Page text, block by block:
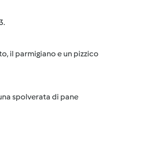
il parmigiano e un pizzico
spolverata di pane